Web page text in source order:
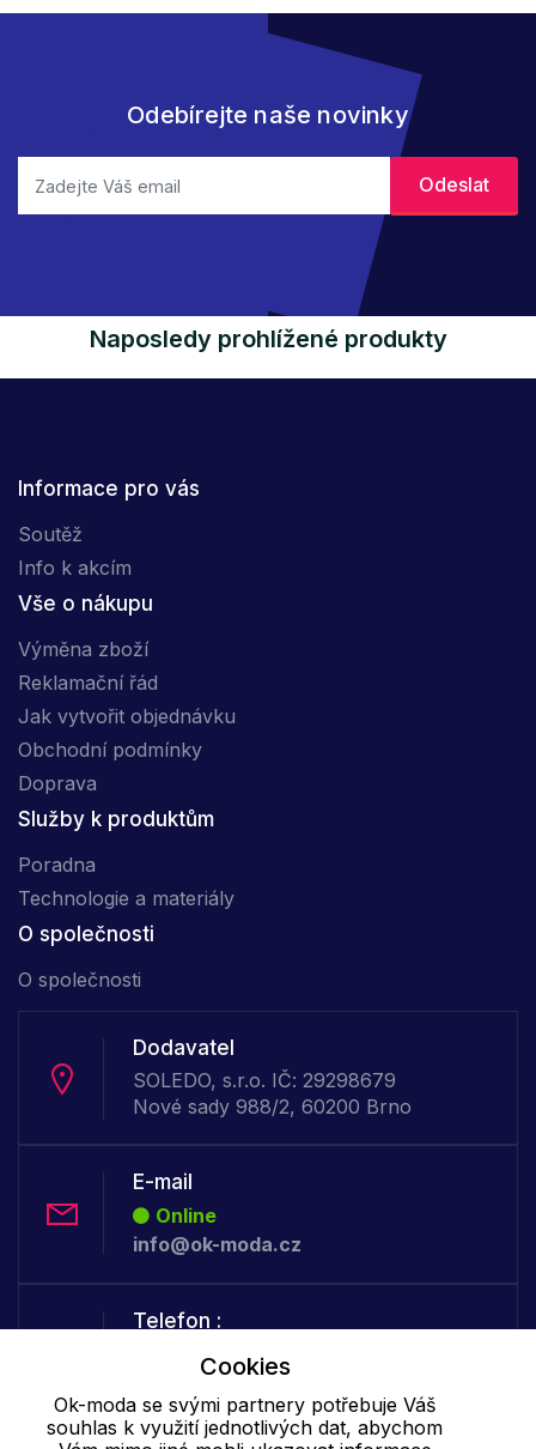
Odebírejte naše novinky
Naposledy prohlížené produkty
Informace pro vás
Soutěž
Info k akcím
Vše o nákupu
Výměna zboží
Reklamační řád
Jak vytvořit objednávku
Obchodní podmínky
Doprava
Služby k produktům
Poradna
Technologie a materiály
O společnosti
O společnosti
Dodavatel
SOLEDO, s.r.o. IČ: 29298679
Nové sady 988/2, 60200 Brno
E-mail
Online
info@ok-moda.cz
Telefon :
Offline
+420 702 000 160
Cookies
Ok-moda se svými partnery potřebuje Váš
souhlas k využití jednotlivých dat, abychom